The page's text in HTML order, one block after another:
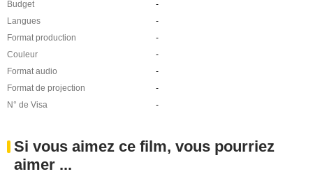
Budget
-
Langues
-
Format production
-
Couleur
-
Format audio
-
Format de projection
-
N° de Visa
-
Si vous aimez ce film, vous pourriez
aimer ...